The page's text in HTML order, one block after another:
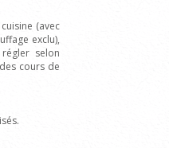
(avec
exclu),
régler selon
cours de